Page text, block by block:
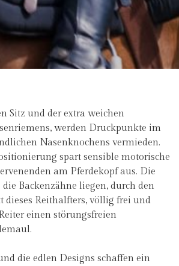
Sitz und der extra weichen
werden Druckpunkte im
Nasenknochens vermieden.
spart sensible motorische
am Pferdekopf aus. Die
Backenzähne liegen, durch den
dieses Reithalfters, völlig frei und
einen störungsfreien
die edlen Designs schaffen ein